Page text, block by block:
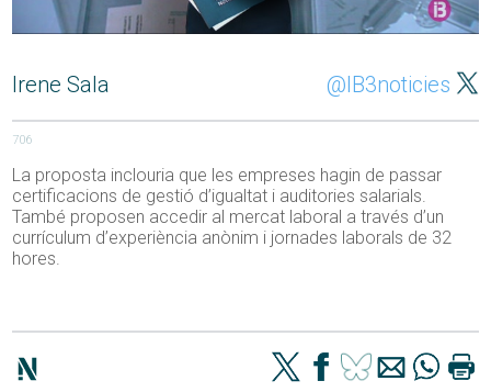
Irene Sala @IB3noticies
706
La proposta inclouria que les empreses hagin de passar
certificacions de gestió d’igualtat i auditories salarials.
També proposen accedir al mercat laboral a través d’un
currículum d’experiència anònim i jornades laborals de 32
hores.